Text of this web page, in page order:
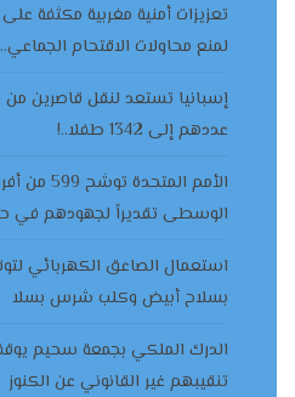
تعزيزات أمنية مغربية مكثفة
لمنع محاولات الاقتحام
إسبانيا تستعد لنقل قاصرين من
عددهم إلى 1342 طفلا..!
الأمم
الوسطى تقديراً لجهودهم في
استعمال الصاعق الكهربائي
بسلاح أبيض وكلب شرس بسلا
الدرك الملكي بجمعة سحيم
تنقيبهم غير القانوني عن الكنوز